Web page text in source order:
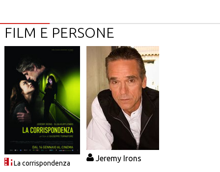
FILM E PERSONE
La corrispondenza
Jeremy Irons